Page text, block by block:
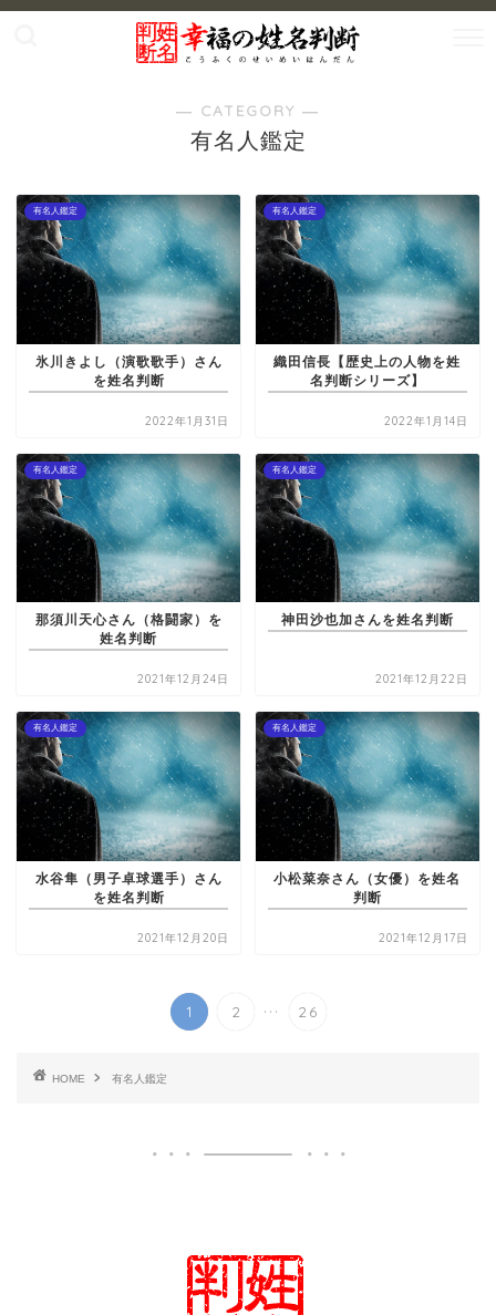
― CATEGORY ―
有名人鑑定
有名人鑑定
氷川きよし（演歌歌手）さん
を姓名判断
2022年1月31日
有名人鑑定
織田信長【歴史上の人物を姓
名判断シリーズ】
2022年1月14日
有名人鑑定
那須川天心さん（格闘家）を
姓名判断
2021年12月24日
有名人鑑定
神田沙也加さんを姓名判断
2021年12月22日
有名人鑑定
水谷隼（男子卓球選手）さん
を姓名判断
2021年12月20日
有名人鑑定
小松菜奈さん（女優）を姓名
判断
2021年12月17日
1 2 ... 26
HOME 有名人鑑定